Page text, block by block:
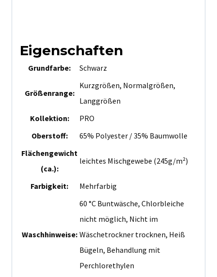
Eigenschaften
Grundfarbe: Schwarz
Größenrange:
Kurzgrößen, Normalgrößen,
Langgrößen
Kollektion:
PRO
Oberstoff:
65% Polyester / 35% Baumwolle
Flächengewicht
(ca.):
leichtes Mischgewebe (245g/m²)
Farbigkeit: Mehrfarbig
Waschhinweise:
60 °C Buntwäsche, Chlorbleiche
nicht möglich, Nicht im
Wäschetrockner trocknen, Heiß
Bügeln, Behandlung mit
Perchlorethylen